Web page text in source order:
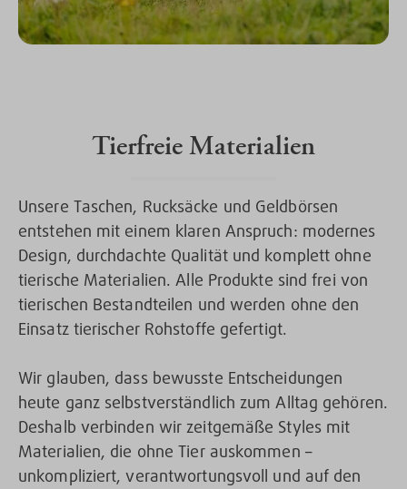
Tierfreie Materialien
Unsere Taschen, Rucksäcke und Geldbörsen
entstehen mit einem klaren Anspruch: modernes
Design, durchdachte Qualität und komplett ohne
tierische Materialien. Alle Produkte sind frei von
tierischen Bestandteilen und werden ohne den
Einsatz tierischer Rohstoffe gefertigt.
Wir glauben, dass bewusste Entscheidungen
heute ganz selbstverständlich zum Alltag gehören.
Deshalb verbinden wir zeitgemäße Styles mit
Materialien, die ohne Tier auskommen –
unkompliziert, verantwortungsvoll und auf den